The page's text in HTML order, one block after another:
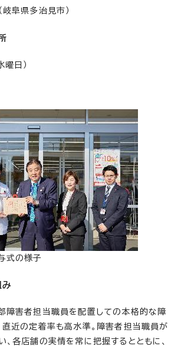
阜県多治見市）
日）
式の様子
障害者担当職員を配置しての本格的な障
直近の定着率も高水準。障害者担当職員が
、各店舗の実情を常に把握するとともに、